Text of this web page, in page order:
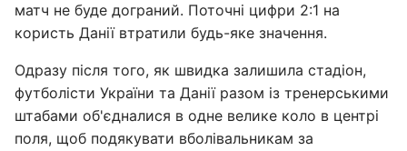
матч не буде дограний. Поточні цифри 2:1 на
користь Данії втратили будь-яке значення.
Одразу після того, як швидка залишила стадіон,
футболісти України та Данії разом із тренерськими
штабами об'єдналися в одне велике коло в центрі
поля, щоб подякувати вболівальникам за